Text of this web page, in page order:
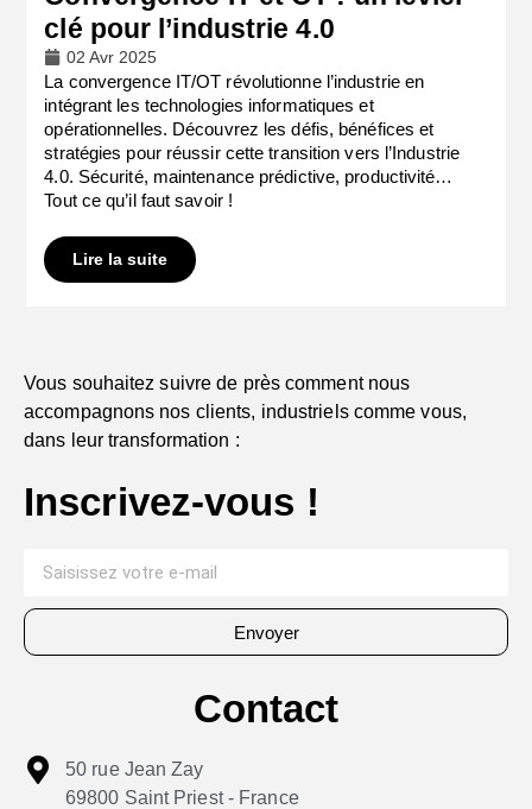
clé pour l’industrie 4.0
02 Avr 2025
La convergence IT/OT révolutionne l’industrie en
intégrant les technologies informatiques et
opérationnelles. Découvrez les défis, bénéfices et
stratégies pour réussir cette transition vers l’Industrie
4.0. Sécurité, maintenance prédictive, productivité…
Tout ce qu’il faut savoir !
Lire la suite
Vous souhaitez suivre de près comment nous
accompagnons nos clients, industriels comme vous,
dans leur transformation :
Inscrivez-vous !
Envoyer
Contact
50 rue Jean Zay
69800 Saint Priest - France